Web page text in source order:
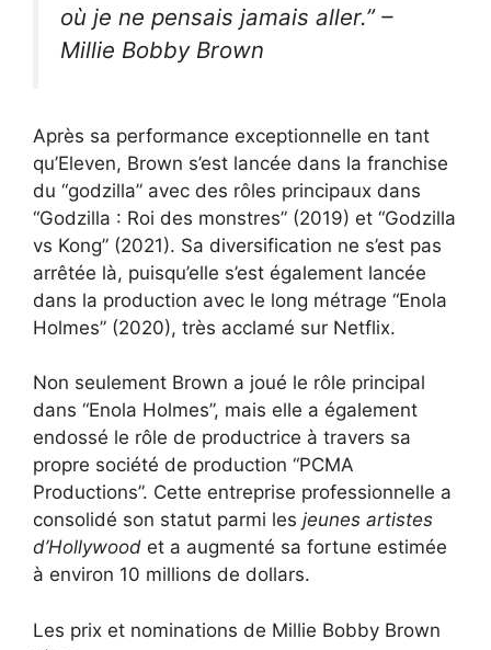
où je ne pensais jamais aller.” –
Millie Bobby Brown
Après sa performance exceptionnelle en tant
qu’Eleven, Brown s’est lancée dans la franchise
du “godzilla” avec des rôles principaux dans
“Godzilla : Roi des monstres” (2019) et “Godzilla
vs Kong” (2021). Sa diversification ne s’est pas
arrêtée là, puisqu’elle s’est également lancée
dans la production avec le long métrage “Enola
Holmes” (2020), très acclamé sur Netflix.
Non seulement Brown a joué le rôle principal
dans “Enola Holmes”, mais elle a également
endossé le rôle de productrice à travers sa
propre société de production “PCMA
Productions”. Cette entreprise professionnelle a
consolidé son statut parmi les jeunes artistes
d’Hollywood et a augmenté sa fortune estimée
à environ 10 millions de dollars.
Les prix et nominations de Millie Bobby Brown